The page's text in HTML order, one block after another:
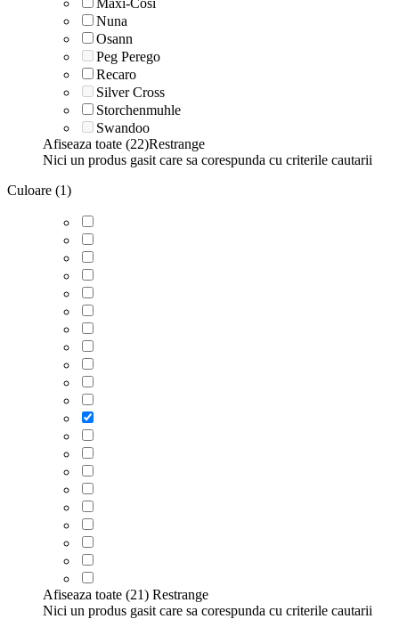
Nuna
Osann
Peg Perego
Recaro
Silver Cross
Storchenmuhle
Swandoo
Afiseaza toate (22)Restrange
Nici un produs gasit care sa corespunda cu criterile cautarii
Culoare (1)
Afiseaza toate (21) Restrange
Nici un produs gasit care sa corespunda cu criterile cautarii